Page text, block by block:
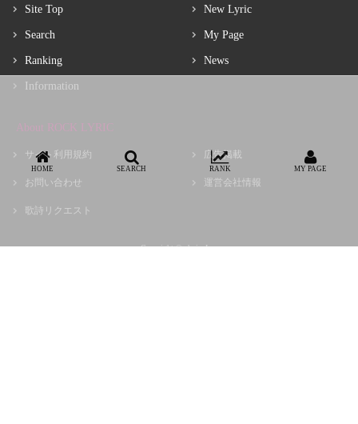
Site Top
Search
Ranking
Information
New Lyric
My Page
News
About ROCK LYRIC
サイト利用規約
お問い合わせ
歌詩リクエスト
広告掲載
運営会社情報
Copyright © choir, Inc.
HOME SEARCH RANK MY PAGE